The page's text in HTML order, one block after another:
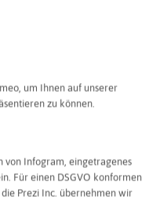
|© OpenStreetMapcontributors |weitere Lizenzen
- Tanklager Dortmund
um Ihnen auf unserer
zu können.
Infogram, eingetragenes
Für einen DSGVO konformen
Prezi Inc. übernehmen wir